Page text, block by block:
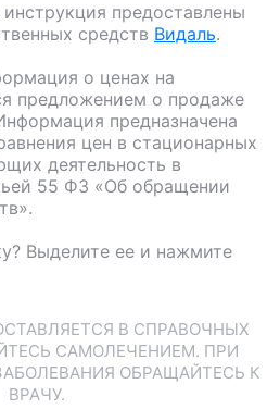
предоставлены
средств Видаль.
о ценах на
предложением о продаже
предназначена
цен в стационарных
деятельность в
55 ФЗ «Об обращении
Выделите ее и нажмите
В СПРАВОЧНЫХ
САМОЛЕЧЕНИЕМ. ПРИ
ОБРАЩАЙТЕСЬ К
ВРАЧУ.